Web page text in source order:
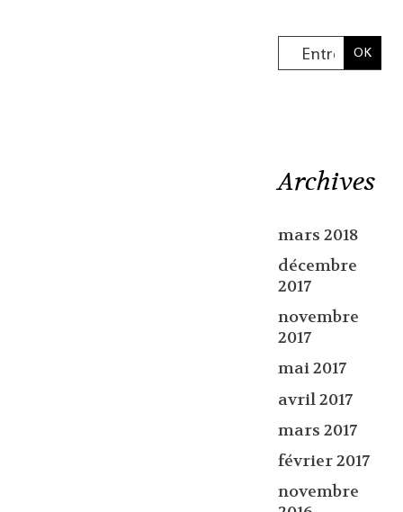
Archives
mars 2018
décembre
2017
novembre
2017
mai 2017
avril 2017
mars 2017
février 2017
novembre